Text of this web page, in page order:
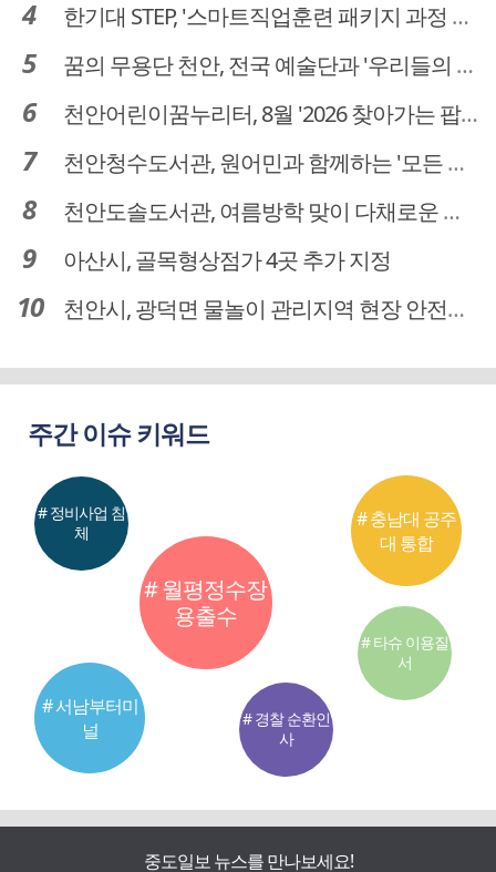
한기대 STEP, '스마트직업훈련 패키지 과정 3기' 모집
꿈의 무용단 천안, 전국 예술단과 '우리들의 하모니' 선보여
천안어린이꿈누리터, 8월 '2026 찾아가는 팝업놀이터' 운영
천안청수도서관, 원어민과 함께하는 '모든 영어 모든 독서' 운영
천안도솔도서관, 여름방학 맞이 다채로운 독서문화 프로그램 운영
아산시, 골목형상점가 4곳 추가 지정
천안시, 광덕면 물놀이 관리지역 현장 안전점검 실시
주간 이슈 키워드
# 월평정수장
용출수
# 서남부터미
널
# 충남대 공주
대 통합
# 정비사업 침
체
# 경찰 순환인
사
# 타슈 이용질
서
중도일보 뉴스를 만나보세요!